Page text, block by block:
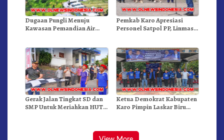
Dugaan Pungli Menuju
Kawasan Pemandian Air
Pemkab Karo Apresiasi
Personel Satpol PP, Linmas,
Gerak Jalan Tingkat SD dan
SMP Untuk Meriahkan HUT
Ketua Demokrat Kabupaten
Karo Pimpin Laskar Biru